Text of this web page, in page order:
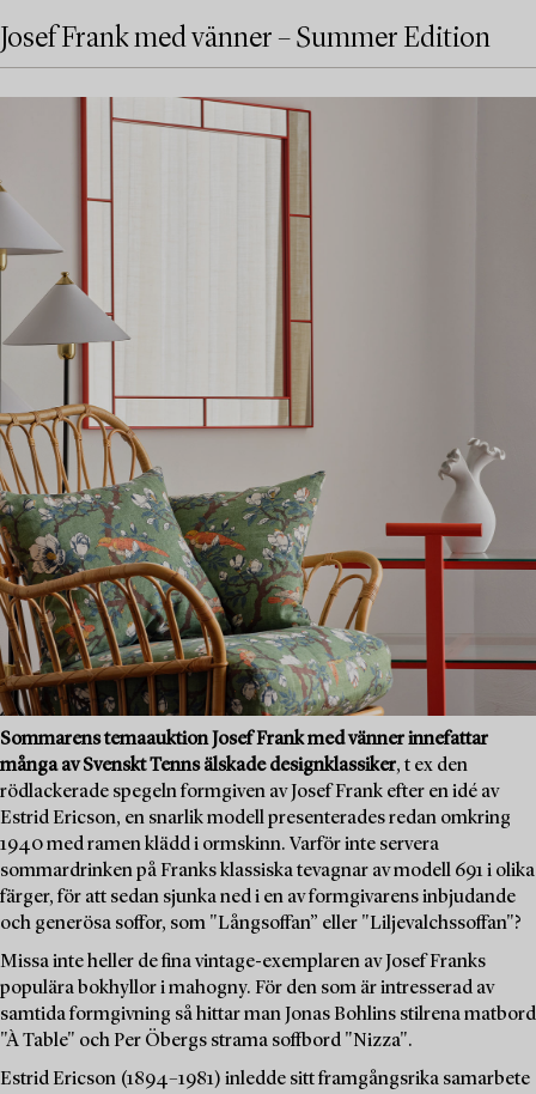
Josef Frank med vänner – Summer Edition
Sommarens temaauktion Josef Frank med vänner innefattar
många av Svenskt Tenns älskade designklassiker, t ex den
rödlackerade spegeln formgiven av Josef Frank efter en idé av
Estrid Ericson, en snarlik modell presenterades redan omkring
1940 med ramen klädd i ormskinn. Varför inte servera
sommardrinken på Franks klassiska tevagnar av modell 691 i olika
färger, för att sedan sjunka ned i en av formgivarens inbjudande
och generösa soffor, som "Långsoffan” eller "Liljevalchssoffan"?
Missa inte heller de fina vintage-exemplaren av Josef Franks
populära bokhyllor i mahogny. För den som är intresserad av
samtida formgivning så hittar man Jonas Bohlins stilrena matbord
"À Table" och Per Öbergs strama soffbord "Nizza".
Estrid Ericson (1894–1981) inledde sitt framgångsrika samarbete